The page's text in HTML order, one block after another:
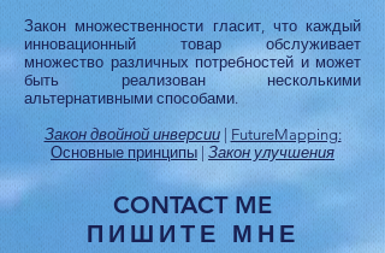
Закон множественности гласит, что каждый
инновационный товар обслуживает
множество различных потребностей и может
быть реализован несколькими
альтернативными способами.
Закон двойной инверсии| FutureMapping:
Основные принципы |Закон улучшения
CONTACT ME
ПИШИТЕ МНЕ